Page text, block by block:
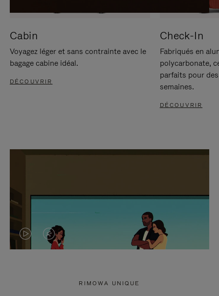
Cabin
Voyagez léger et sans contrainte avec le
bagage cabine idéal.
DÉCOUVRIR
Check-In
Fabriqués en
polycarbonate,
parfaits pour
semaines.
DÉCOUVRIR
LA LE
RIMOWA UNIQUE